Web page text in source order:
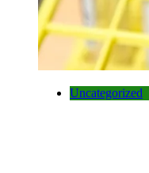
Uncategorized